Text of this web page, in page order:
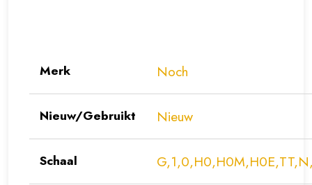
Merk Noch
Nieuw/Gebruikt Nieuw
Schaal